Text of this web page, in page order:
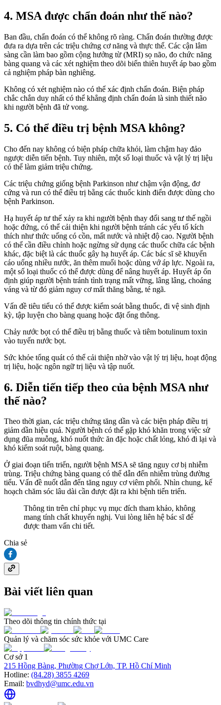
4. MSA được chẩn đoán như thế nào?
Ban đầu, chẩn đoán có thể không rõ ràng. Chẩn đoán thường được
đưa ra dựa trên các triệu chứng cơ năng và thực thể. Các cận lâm
sàng cần làm bao gồm cộng hưởng từ (MRI) sọ não, đo chức năng
bàng quang và các xét nghiệm theo dõi biến thiên huyết áp bao gồm
cả nghiệm pháp bàn nghiêng.
Không có xét nghiệm nào có thể xác định chẩn đoán. Biện pháp
chắc chắn duy nhất có thể khẳng định chẩn đoán là sinh thiết não
khi người bệnh đã tử vong.
5. Có thể điều trị bệnh MSA không?
Cho đến nay không có biện pháp chữa khỏi, làm chậm hay đảo
ngược diễn tiến bệnh. Tuy nhiên, một số loại thuốc và vật lý trị liệu
có thể làm giảm triệu chứng.
Các triệu chứng giống bệnh Parkinson như chậm vận động, đơ
cứng và run có thể điều trị bằng các thuốc kinh điển được dùng cho
bệnh Parkinson.
Hạ huyết áp tư thế xảy ra khi người bệnh thay đổi sang tư thế ngồi
hoặc đứng, có thể cải thiện khi người bệnh tránh các yếu tố kích
thích như thức uống có cồn, mất nước và nhiệt độ cao. Người bệnh
có thể cần điều chỉnh hoặc ngừng sử dụng các thuốc chữa các bệnh
khác, đặc biệt là các thuốc gây hạ huyết áp. Các bác sĩ sẽ khuyến
cáo uống nhiều nước, ăn thêm muối hoặc dùng vớ áp lực. Ngoài ra,
một số loại thuốc có thể được dùng để nâng huyết áp. Huyết áp ổn
định giúp người bệnh tránh tình trạng mất vững, lâng lâng, choáng
váng và từ đó giảm nguy cơ mất thăng bằng, té ngã.
Vấn đề tiêu tiểu có thể được kiểm soát bằng thuốc, đi vệ sinh định
kỳ, tập luyện cho bàng quang hoặc đặt ống thông.
Chảy nước bọt có thể điều trị bằng thuốc và tiêm botulinum toxin
vào tuyến nước bọt.
Sức khỏe tổng quát có thể cải thiện nhờ vào vật lý trị liệu, hoạt động
trị liệu, hoặc ngôn ngữ trị liệu và tập nuốt.
6. Diễn tiến tiếp theo của bệnh MSA như
thế nào?
Theo thời gian, các triệu chứng tăng dần và các biện pháp điều trị
giảm dần hiệu quả. Người bệnh có thể gặp khó khăn trong việc sử
dụng đũa muỗng, khó nuốt thức ăn đặc hoặc chất lỏng, khó đi lại và
khó kiểm soát ruột, bàng quang.
Ở giai đoạn tiến triển, người bệnh MSA sẽ tăng nguy cơ bị nhiễm
trùng. Triệu chứng bàng quang có thể dẫn đến nhiễm trùng đường
tiểu. Vấn đề nuốt dẫn đến tăng nguy cơ viêm phổi. Nhìn chung, kế
hoạch chăm sóc lâu dài cần được đặt ra khi bệnh tiến triển.
Thông tin trên chỉ phục vụ mục đích tham khảo, không
mang tính chất khuyến nghị. Vui lòng liên hệ bác sĩ để
được tham vấn chi tiết.
Chia sẻ
Bài viết liên quan
Theo dõi thông tin chính thức tại
Quản lý và chăm sóc sức khỏe với UMC Care
Cơ sở 1
215 Hồng Bàng, Phường Chợ Lớn, TP. Hồ Chí Minh
Hotline: (84.28) 3855 4269
Email: bvdhyd@umc.edu.vn